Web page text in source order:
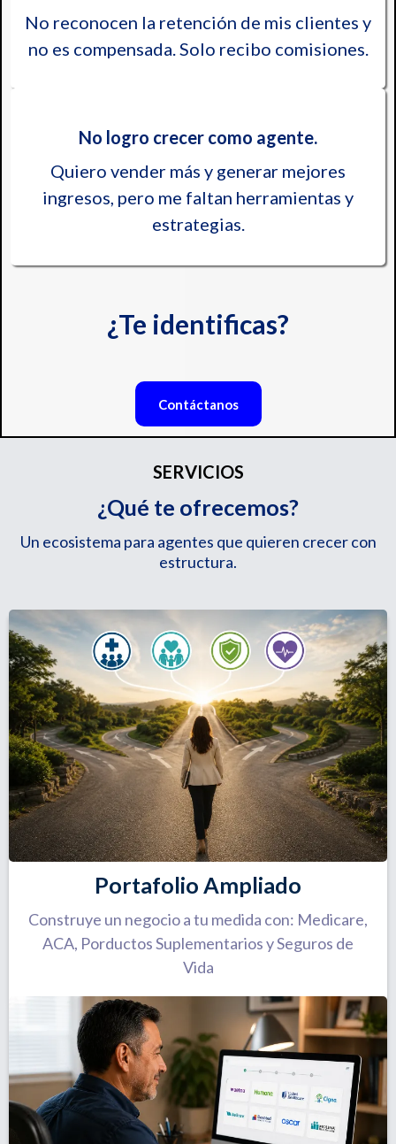
No reconocen la retención de mis clientes y
no es compensada. Solo recibo comisiones.
No logro crecer como agente.
Quiero vender más y generar mejores
ingresos, pero me faltan herramientas y
estrategias.
¿Te identificas?
Contáctanos
SERVICIOS
¿Qué te ofrecemos?
Un ecosistema para agentes que quieren crecer con
estructura.
Portafolio Ampliado
Construye un negocio a tu medida con: Medicare,
ACA, Porductos Suplementarios y Seguros de
Vida